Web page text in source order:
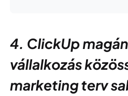
4. ClickUp
vállalkozás
marketing terv